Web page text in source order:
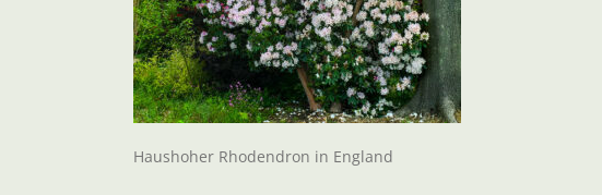
Haushoher Rhodendron in England